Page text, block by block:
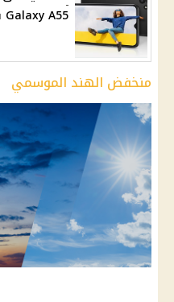
Galaxy A55 بمواصفات لم يسبق لها مثيل
منخفض الهند الموسمي